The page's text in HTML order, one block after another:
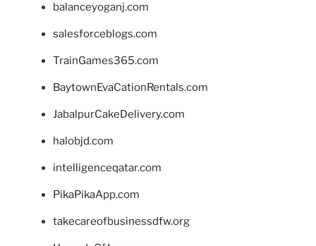
balanceyoganj.com
salesforceblogs.com
TrainGames365.com
BaytownEvaCationRentals.com
JabalpurCakeDelivery.com
halobjd.com
intelligenceqatar.com
PikaPikaApp.com
takecareofbusinessdfw.org